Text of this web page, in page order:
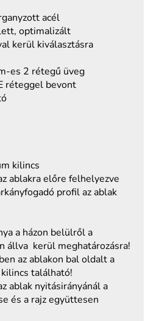
acél
optimalizált
kerül kiválasztásra
es 2 rétegű üveg
réteggel bevont
kilincs
ablakra előre felhelyezve
profil az ablak
a házon belülről a
állva kerül meghatározásra!
az ablakon bal oldalt a
található!
ablak nyitásirányánál a
és a rajz együttesen